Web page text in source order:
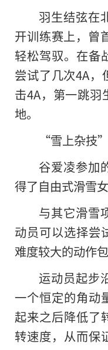
羽生结弦在
开训练赛上，曾
轻松驾驭。在备
尝试了几次4A，
击4A，第一跳羽
地。
“雪上杂技
谷爱凌参加
得了自由式滑雪
与其它滑雪
动员可以选择尝
难度较大的动作
运动员起步
一个恒定的角动
起来之后降低了
转速度，从而保